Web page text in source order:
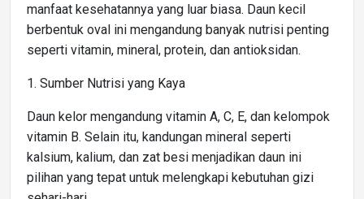
manfaat kesehatannya yang luar biasa. Daun kecil
berbentuk oval ini mengandung banyak nutrisi penting
seperti vitamin, mineral, protein, dan antioksidan.
1. Sumber Nutrisi yang Kaya
Daun kelor mengandung vitamin A, C, E, dan kelompok
vitamin B. Selain itu, kandungan mineral seperti
kalsium, kalium, dan zat besi menjadikan daun ini
pilihan yang tepat untuk melengkapi kebutuhan gizi